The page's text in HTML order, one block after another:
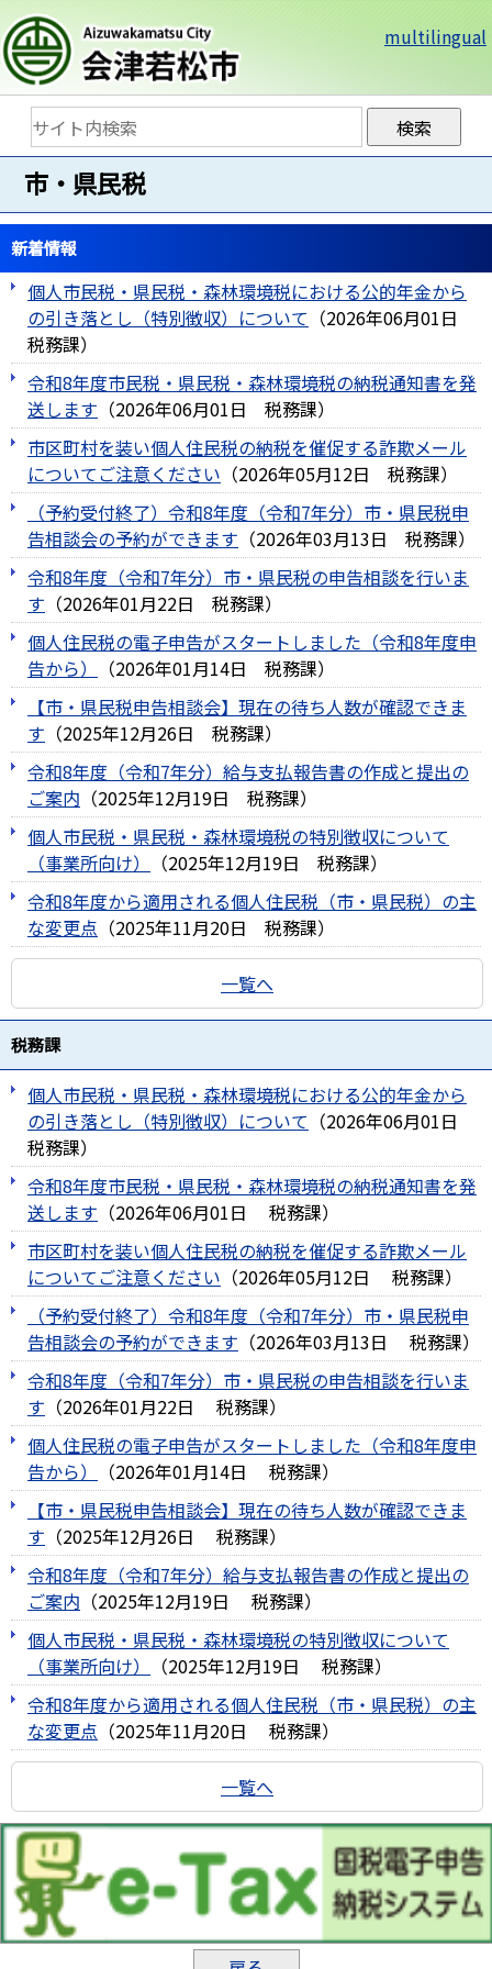
multilingual
市・県民税
新着情報
個人市民税・県民税・森林環境税における公的年金から
の引き落とし（特別徴収）について （2026年06月01日
税務課）
令和8年度市民税・県民税・森林環境税の納税通知書を発
送します （2026年06月01日 税務課）
市区町村を装い個人住民税の納税を催促する詐欺メール
についてご注意ください （2026年05月12日 税務課）
（予約受付終了）令和8年度（令和7年分）市・県民税申
告相談会の予約ができます （2026年03月13日 税務課）
令和8年度（令和7年分）市・県民税の申告相談を行いま
す （2026年01月22日 税務課）
個人住民税の電子申告がスタートしました（令和8年度申
告から）
（2026年01月14日 税務課）
【市・県民税申告相談会】現在の待ち人数が確認できま
す （2025年12月26日 税務課）
令和8年度（令和7年分）給与支払報告書の作成と提出の
ご案内 （2025年12月19日 税務課）
個人市民税・県民税・森林環境税の特別徴収について
（事業所向け）
（2025年12月19日 税務課）
令和8年度から適用される個人住民税（市・県民税）の主
な変更点 （2025年11月20日 税務課）
一覧へ
税務課
個人市民税・県民税・森林環境税における公的年金から
の引き落とし（特別徴収）について （2026年06月01日
税務課）
令和8年度市民税・県民税・森林環境税の納税通知書を発
送します （2026年06月01日 税務課）
市区町村を装い個人住民税の納税を催促する詐欺メール
についてご注意ください （2026年05月12日 税務課）
（予約受付終了）令和8年度（令和7年分）市・県民税申
告相談会の予約ができます （2026年03月13日 税務課）
令和8年度（令和7年分）市・県民税の申告相談を行いま
す （2026年01月22日 税務課）
個人住民税の電子申告がスタートしました（令和8年度申
告から）
（2026年01月14日 税務課）
【市・県民税申告相談会】現在の待ち人数が確認できま
す （2025年12月26日 税務課）
令和8年度（令和7年分）給与支払報告書の作成と提出の
ご案内 （2025年12月19日 税務課）
個人市民税・県民税・森林環境税の特別徴収について
（事業所向け）
（2025年12月19日 税務課）
令和8年度から適用される個人住民税（市・県民税）の主
な変更点 （2025年11月20日 税務課）
一覧へ